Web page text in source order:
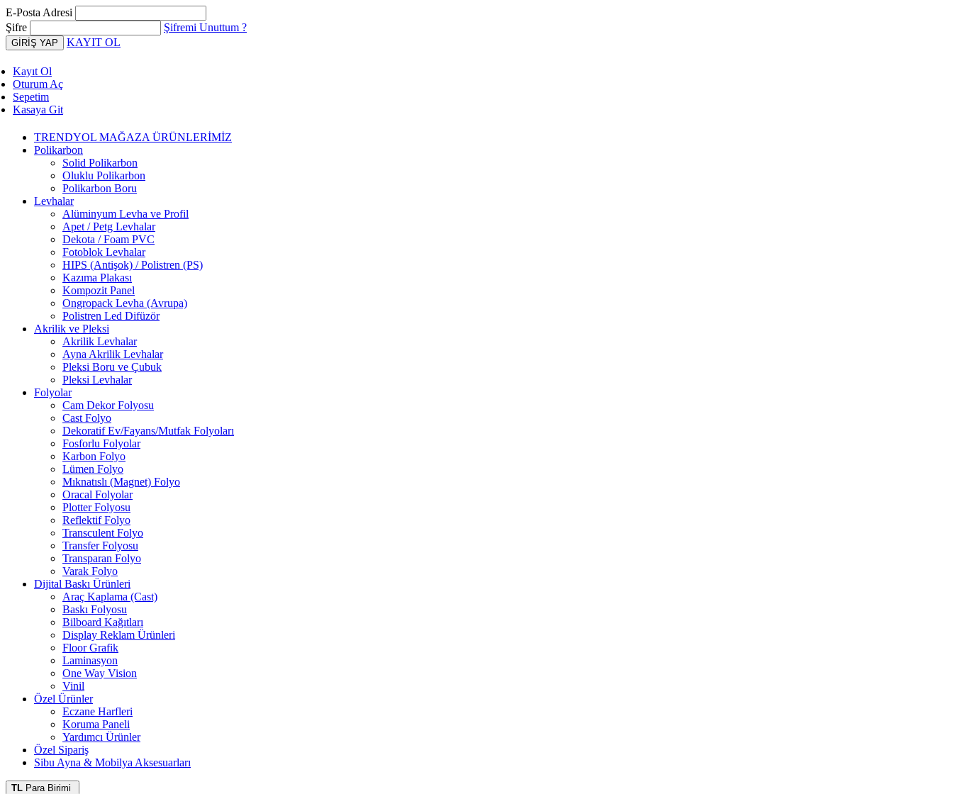
E-Posta Adresi
Şifre
Şifremi Unuttum ?
KAYIT OL
Kayıt Ol
Oturum Aç
Sepetim
Kasaya Git
TRENDYOL MAĞAZA ÜRÜNLERİMİZ
Polikarbon
Solid Polikarbon
Oluklu Polikarbon
Polikarbon Boru
Levhalar
Alüminyum Levha ve Profil
Apet / Petg Levhalar
Dekota / Foam PVC
Fotoblok Levhalar
HIPS (Antişok) / Polistren (PS)
Kazıma Plakası
Kompozit Panel
Ongropack Levha (Avrupa)
Polistren Led Difüzör
Akrilik ve Pleksi
Akrilik Levhalar
Ayna Akrilik Levhalar
Pleksi Boru ve Çubuk
Pleksi Levhalar
Folyolar
Cam Dekor Folyosu
Cast Folyo
Dekoratif Ev/Fayans/Mutfak Folyoları
Fosforlu Folyolar
Karbon Folyo
Lümen Folyo
Mıknatıslı (Magnet) Folyo
Oracal Folyolar
Plotter Folyosu
Reflektif Folyo
Transculent Folyo
Transfer Folyosu
Transparan Folyo
Varak Folyo
Dijital Baskı Ürünleri
Araç Kaplama (Cast)
Baskı Folyosu
Bilboard Kağıtları
Display Reklam Ürünleri
Floor Grafik
Laminasyon
One Way Vision
Vinil
Özel Ürünler
Eczane Harfleri
Koruma Paneli
Yardımcı Ürünler
Özel Sipariş
Sibu Ayna & Mobilya Aksesuarları
TL Para Birimi